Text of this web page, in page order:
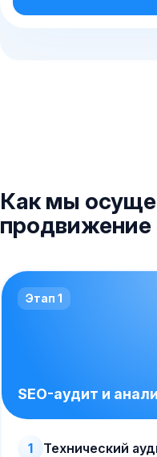
Как мы
продвижение
Этап 1
SEO-аудит и
1 Технический